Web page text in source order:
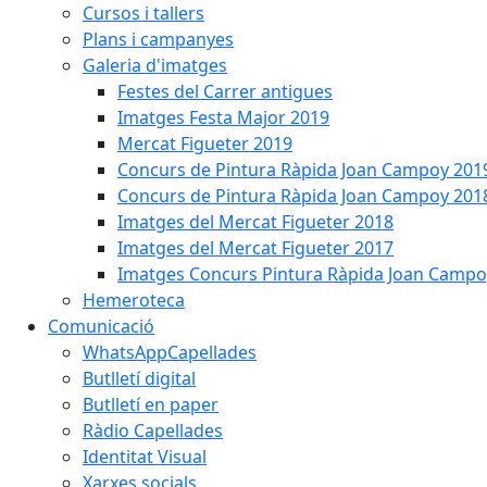
Cursos i tallers
Plans i campanyes
Galeria d'imatges
Festes del Carrer antigues
Imatges Festa Major 2019
Mercat Figueter 2019
Concurs de Pintura Ràpida Joan Campoy
Concurs de Pintura Ràpida Joan Campoy
Imatges del Mercat Figueter 2018
Imatges del Mercat Figueter 2017
Imatges Concurs Pintura Ràpida Joan
Hemeroteca
Comunicació
WhatsAppCapellades
Butlletí digital
Butlletí en paper
Ràdio Capellades
Identitat Visual